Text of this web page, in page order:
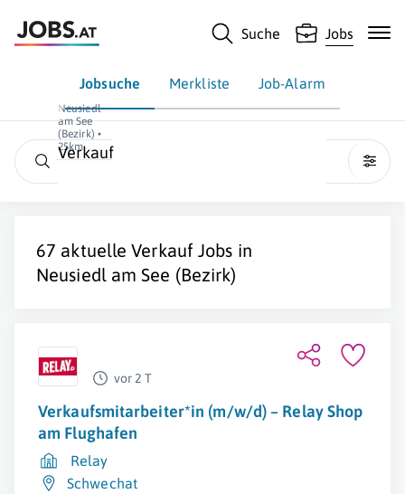
Suche Jobs
Jobsuche Merkliste Job-Alarm
Neusiedl
am See
(Bezirk) •
25km
Verkauf
67 aktuelleVerkaufJobs in
Neusiedl am See (Bezirk)
vor 2 T
Verkaufsmitarbeiter*in (m/w/d) – Relay Shop
am Flughafen
Relay
Schwechat